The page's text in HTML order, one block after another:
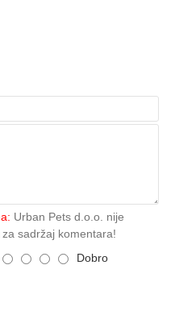
Urban Pets d.o.o. nije
sadržaj komentara!
Dobro